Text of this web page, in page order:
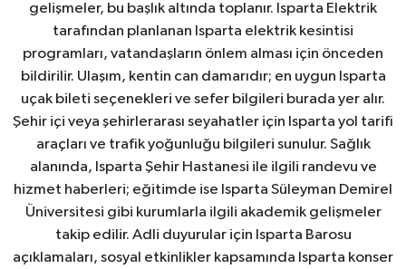
gelişmeler, bu başlık altında toplanır. Isparta Elektrik
tarafından planlanan Isparta elektrik kesintisi
programları, vatandaşların önlem alması için önceden
bildirilir. Ulaşım, kentin can damarıdır; en uygun Isparta
uçak bileti seçenekleri ve sefer bilgileri burada yer alır.
Şehir içi veya şehirlerarası seyahatler için Isparta yol tarifi
araçları ve trafik yoğunluğu bilgileri sunulur. Sağlık
alanında, Isparta Şehir Hastanesi ile ilgili randevu ve
hizmet haberleri; eğitimde ise Isparta Süleyman Demirel
Üniversitesi gibi kurumlarla ilgili akademik gelişmeler
takip edilir. Adli duyurular için Isparta Barosu
açıklamaları, sosyal etkinlikler kapsamında Isparta konser